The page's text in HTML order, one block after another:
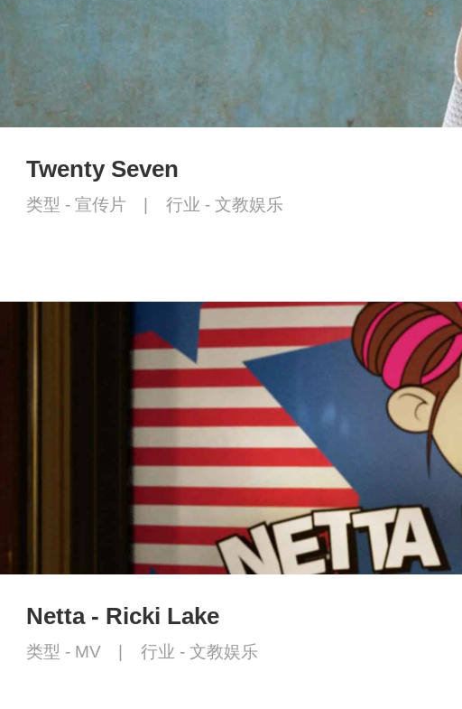
Twenty Seven
类型 - 宣传片 | 行业 - 文教娱乐
Netta - Ricki Lake
类型 - MV 行业 - 文教娱乐